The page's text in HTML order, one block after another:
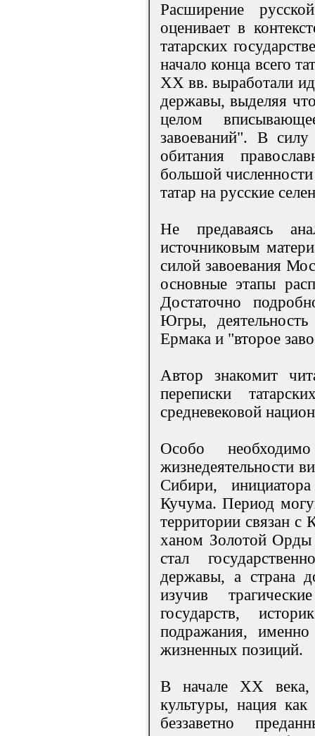
Расширение
оценивает в
татарских
начало конца всего
XX вв. выработали
державы, выделяя
целом
завоеваний". В силу
обитания
большой
татар на русские
Не предаваясь
источниковым
силой завоевания
основные этапы
Достаточно
Югры,
Ермака и "второе
Автор знакомит
переписки
средневековой
Особо
жизнедеятельности
Сибири,
Кучума. Период
территории связан с
ханом Золотой Орды
стал
державы, а страна
изучив
государств,
подражания,
жизненных позиций.
В начале XX века,
культуры, нация
беззаветно